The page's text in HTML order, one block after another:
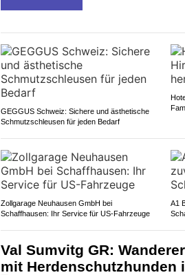
GEGGUS Schweiz: Sichere und ästhetische
Schmutzschleusen für jeden Bedarf
Zollgarage Neuhausen GmbH bei
Schaffhausen: Ihr Service für US-Fahrzeuge
A1
Val Sumvitg GR:
mit Herdenschutzhunden